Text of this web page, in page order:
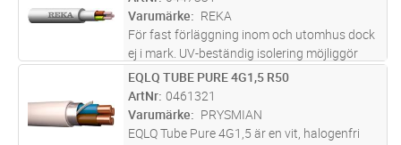
mekaniska påkänningar. Al-skärm
Varumärke
REKA
För fast förläggning inom och utomhus dock
ej i mark. UV-beständig isolering möjliggör
även installation av intresse som förekommer
i UV-ljus.
M Lägg i kundvagn
EQLQ TUBE PURE 4G1,5 R50
ArtNr 0461321
Varumärke
PRYSMIAN
EQLQ Tube Pure 4G1,5 är en vit, halogenfri